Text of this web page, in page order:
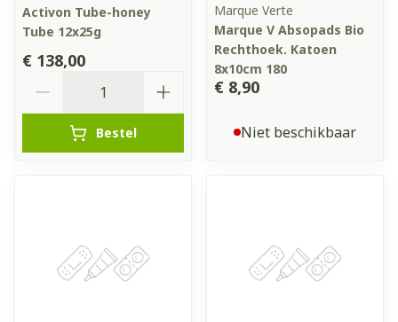
Activon Tube-honey
Tube 12x25g
€ 138,00
Bestel
Marque Verte
Marque V Absopads Bio
Rechthoek. Katoen
8x10cm 180
€ 8,90
Niet beschikbaar